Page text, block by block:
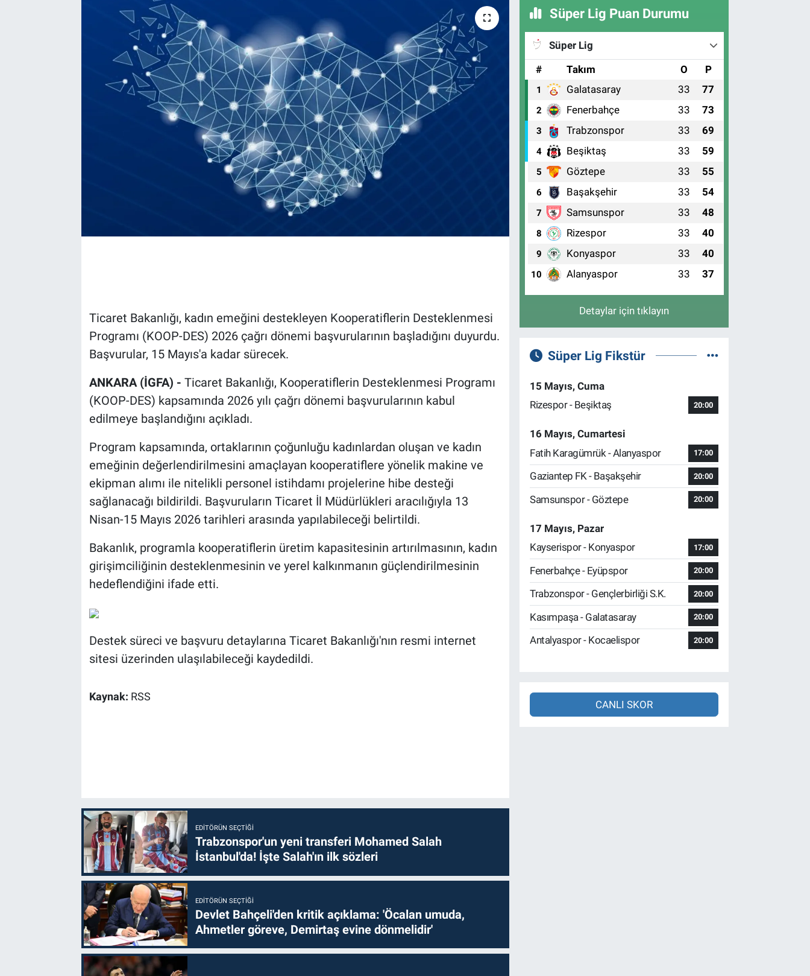
Ticaret Bakanlığı, kadın emeğini destekleyen Kooperatiflerin Desteklenmesi
Programı (KOOP-DES) 2026 çağrı dönemi başvurularının başladığını duyurdu.
Başvurular, 15 Mayıs'a kadar sürecek.
ANKARA (İGFA) - Ticaret Bakanlığı, Kooperatiflerin Desteklenmesi Programı
(KOOP-DES) kapsamında 2026 yılı çağrı dönemi başvurularının kabul
edilmeye başlandığını açıkladı.
Program kapsamında, ortaklarının çoğunluğu kadınlardan oluşan ve kadın
emeğinin değerlendirilmesini amaçlayan kooperatiflere yönelik makine ve
ekipman alımı ile nitelikli personel istihdamı projelerine hibe desteği
sağlanacağı bildirildi. Başvuruların Ticaret İl Müdürlükleri aracılığıyla 13
Nisan-15 Mayıs 2026 tarihleri arasında yapılabileceği belirtildi.
Bakanlık, programla kooperatiflerin üretim kapasitesinin artırılmasının, kadın
girişimciliğinin desteklenmesinin ve yerel kalkınmanın güçlendirilmesinin
hedeflendiğini ifade etti.
Destek süreci ve başvuru detaylarına Ticaret Bakanlığı'nın resmi internet
sitesi üzerinden ulaşılabileceği kaydedildi.
Kaynak: RSS
EDITÖRÜN SEÇTIĞI
Trabzonspor'un yeni transferi Mohamed Salah
İstanbul'da! İşte Salah'ın ilk sözleri
EDITÖRÜN SEÇTIĞI
Devlet Bahçeli'den kritik açıklama: 'Öcalan umuda,
Ahmetler göreve, Demirtaş evine dönmelidir'
Süper Lig Puan Durumu
Süper Lig
#
Takım O P
1 Galatasaray 33 77
2 Fenerbahçe 33 73
3 Trabzonspor 33 69
4 Beşiktaş 33 59
5 Göztepe 33 55
6 Başakşehir 33 54
7 Samsunspor 33 48
8 Rizespor 33 40
9 Konyaspor 33 40
10 Alanyaspor 33 37
Detaylar için tıklayın
Süper Lig Fikstür
15 Mayıs, Cuma
Rizespor - Beşiktaş
20:00
16 Mayıs, Cumartesi
Fatih Karagümrük - Alanyaspor
17:00
Gaziantep FK - Başakşehir 20:00
Samsunspor - Göztepe 20:00
17 Mayıs, Pazar
Kayserispor - Konyaspor
17:00
Fenerbahçe - Eyüpspor 20:00
Trabzonspor - Gençlerbirliği S.K. 20:00
Kasımpaşa - Galatasaray 20:00
Antalyaspor - Kocaelispor 20:00
CANLI SKOR